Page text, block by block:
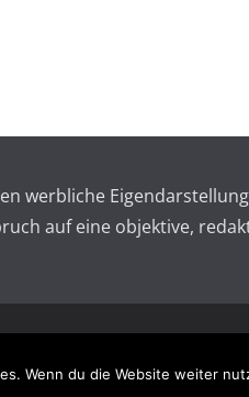
werbliche
auf eine objektive,
Wenn du die Website weiter